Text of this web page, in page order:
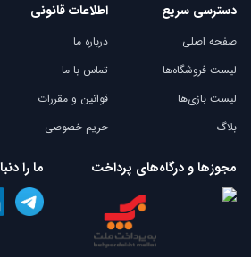
دسترسی سریع
صفحه اصلی
لیست فروشگاه‌ها
لیست بازی‌ها
بلاگ
اطلاعات قانونی
درباره ما
تماس با ما
قوانین و مقررات
حریم خصوصی
مجوزها و درگاه‌های پرداخت ما را